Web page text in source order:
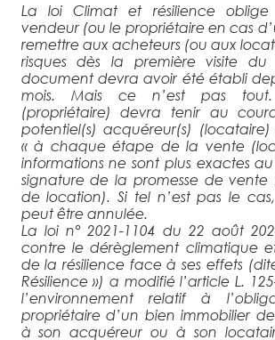
La loi Climat et résilience
vendeur (ou le propriétaire en cas
remettre aux acheteurs (ou aux
risques dès la première visite
document devra avoir été établi
mois. Mais ce n’est pas
(propriétaire) devra tenir au
potentiel(s) acquéreur(s) (locataire)
« à chaque étape de la vente
informations ne sont plus exactes
signature de la promesse de
de location). Si tel n’est pas le
peut être annulée.
La loi n° 2021-1104 du 22 août
contre le dérèglement climatique
de la résilience face à ses effets
Résilience ») a modifié l’article L.
l’environnement relatif à
propriétaire d’un bien immobilier
à son acquéreur ou à son